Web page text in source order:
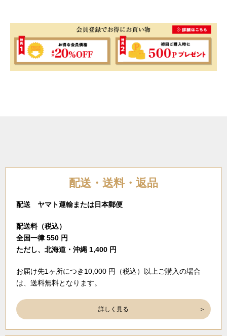
配送・送料・返品
配送 ヤマト運輸または日本郵便
配送料（税込）
全国一律 550 円
ただし、北海道・沖縄 1,400 円
お届け先1ヶ所につき10,000 円（税込）以上ご購入の場合
は、送料無料となります。
詳しく見る